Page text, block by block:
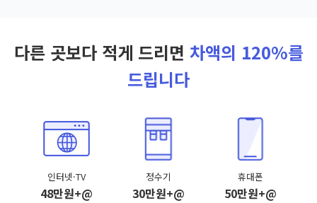
다른 곳보다 적게 드리면 차액의 120%를
드립니다
인터넷·TV
48만원+@
정수기
30만원+@
휴대폰
50만원+@